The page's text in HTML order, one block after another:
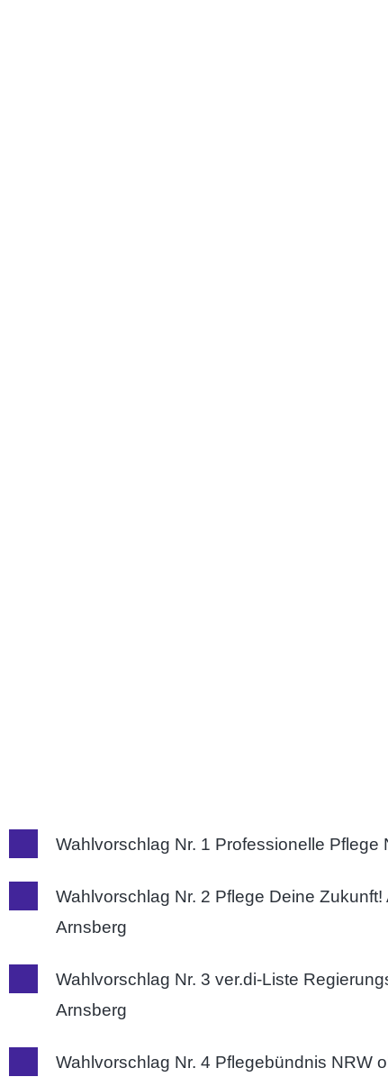
Wahlvorschlag Nr. 1 Professionelle Pflege
Wahlvorschlag Nr. 2 Pflege Deine Zukunft!
Arnsberg
Wahlvorschlag Nr. 3 ver.di-Liste
Arnsberg
Wahlvorschlag Nr. 4 Pflegebündnis NRW